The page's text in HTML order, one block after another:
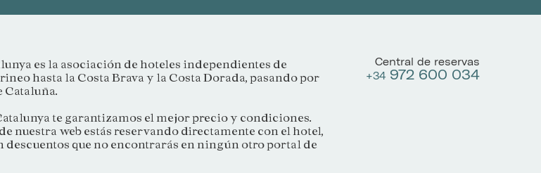
es la asociación de hoteles independientes de
hasta la Costa Brava y la Costa Dorada, pasando por
Cataluña.
te garantizamos el mejor precio y condiciones.
nuestra web estás reservando directamente con el hotel,
descuentos que no encontrarás en ningún otro portal de
Central de reservas
+34 972 600 034